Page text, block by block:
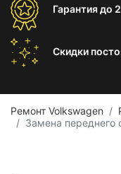
Гарантиядо
Скидки
Ремонт Volkswagen
Замена переднего